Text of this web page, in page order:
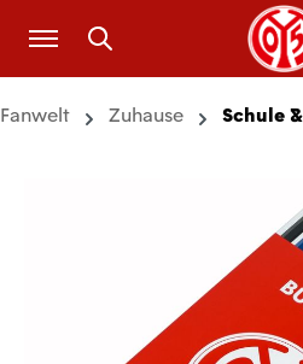
Zum Hauptinhalt springen
Fanwelt Zuhause Schule